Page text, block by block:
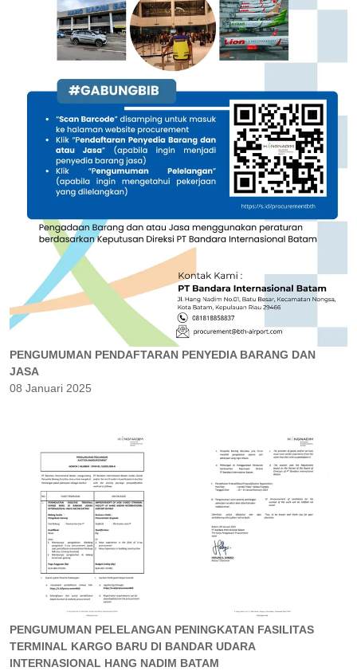
PENGUMUMAN PENDAFTARAN PENYEDIA BARANG DAN
JASA
08 Januari 2025
PENGUMUMAN PELELANGAN PENINGKATAN FASILITAS
TERMINAL KARGO BARU DI BANDAR UDARA
INTERNASIONAL HANG NADIM BATAM